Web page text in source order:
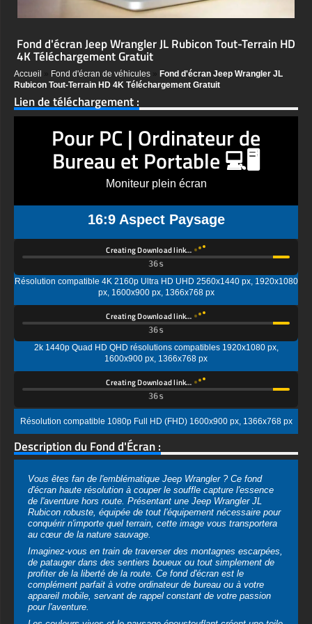
Fond d'écran Jeep Wrangler JL Rubicon Tout-Terrain HD
4K Téléchargement Gratuit
Accueil Fond d'écran de véhicules
Fond d'écran Jeep Wrangler JL
Rubicon Tout-Terrain HD 4K Téléchargement Gratuit
Lien de téléchargement :
Pour PC | Ordinateur de
Bureau et Portable 💻🖥️
Moniteur plein écran
16:9 Aspect Paysage
Creating Download link…
Résolution compatible 4K 2160p Ultra HD UHD 2560x1440 px, 1920x1080
px, 1600x900 px, 1366x768 px
Creating Download link…
2k 1440p Quad HD QHD résolutions compatibles 1920x1080 px,
Creating Download link…
Résolution compatible 1080p Full HD (FHD) 1600x900 px, 1366x768 px
Description du Fond d'Écran :
Vous êtes fan de l'emblématique Jeep Wrangler ? Ce fond
d'écran haute résolution à couper le souffle capture l'essence
Rubicon robuste, équipée de tout l'équipement nécessaire pour
conquérir n'importe quel terrain, cette image vous transportera
au cœur de la nature sauvage.
Imaginez-vous en train de traverser des montagnes escarpées,
de patauger dans des sentiers boueux ou tout simplement de
profiter de la liberté de la route. Ce fond d'écran est le
complément parfait à votre ordinateur de bureau ou à votre
appareil mobile, servant de rappel constant de votre passion
pour l'aventure.
Les couleurs vives et le paysage époustouflant créent une toile
de fond visuellement saisissante, tandis que la représentation
détaillée de la Jeep Wrangler met en valeur sa nature puissante